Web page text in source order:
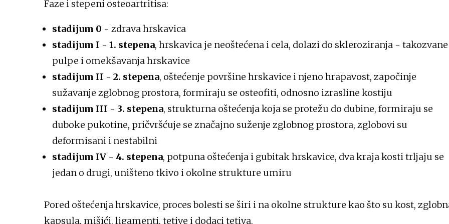
Faze i stepeni osteoartritisa:
stadijum 0 - zdrava hrskavica
stadijum I - 1. stepena, hrskavica je neoštećena i cela, dolazi do skleroziranja - takozvane
pulpe i omekšavanja hrskavice
stadijum II - 2. stepena, oštećenje površine hrskavice i njeno hrapavost, započinje
sužavanje zglobnog prostora, formiraju se osteofiti, odnosno izrasline kostiju
stadijum III - 3. stepena, strukturna oštećenja koja se protežu do dubine, formiraju se
duboke pukotine, pričvršćuje se značajno suženje zglobnog prostora, zglobovi su
deformisani i nestabilni
stadijum IV - 4. stepena, potpuna oštećenja i gubitak hrskavice, dva kraja kosti trljaju se
jedan o drugi, uništeno tkivo i okolne strukture umiru
Pored oštećenja hrskavice, proces bolesti se širi i na okolne strukture kao što su kost,
kapsula, mišići, ligamenti, tetive i dodaci tetiva.